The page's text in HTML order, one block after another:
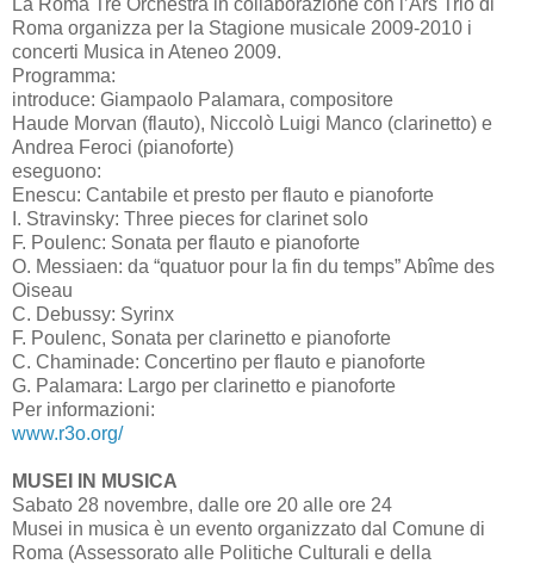
Roma organizza per la Stagione musicale 2009-2010 i
concerti Musica in Ateneo 2009.
Programma:
introduce: Giampaolo Palamara, compositore
Haude Morvan (flauto), Niccolò Luigi Manco (clarinetto) e
Andrea Feroci (pianoforte)
eseguono:
Enescu: Cantabile et presto per flauto e pianoforte
I. Stravinsky: Three pieces for clarinet solo
F. Poulenc: Sonata per flauto e pianoforte
O. Messiaen: da “quatuor pour la fin du temps” Abîme des
Oiseau
C. Debussy: Syrinx
F. Poulenc, Sonata per clarinetto e pianoforte
C. Chaminade: Concertino per flauto e pianoforte
G. Palamara: Largo per clarinetto e pianoforte
Per informazioni:
www.r3o.org/
MUSEI IN MUSICA
Sabato 28 novembre, dalle ore 20 alle ore 24
Musei in musica è un evento organizzato dal Comune di
Roma (Assessorato alle Politiche Culturali e della